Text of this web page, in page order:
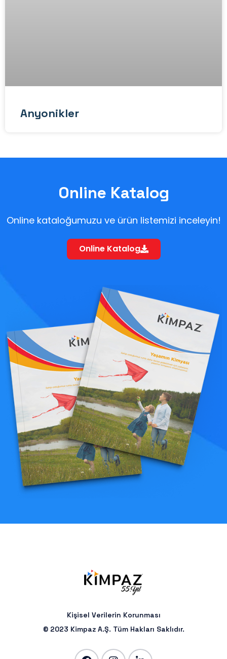
Anyonikler
Online Katalog
Online kataloğumuzu ve ürün listemizi inceleyin!
Online Katalog
Kişisel Verilerin Korunması
© 2023 Kimpaz A.Ş. Tüm Hakları Saklıdır.